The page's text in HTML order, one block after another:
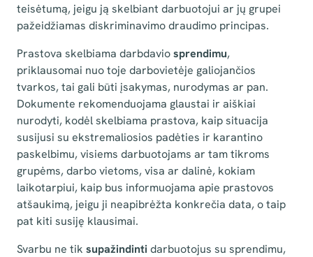
teisėtumą, jeigu ją skelbiant darbuotojui ar jų grupei
pažeidžiamas diskriminavimo draudimo principas.
Prastova skelbiama darbdaviosprendimu,
priklausomai nuo toje darbovietėje galiojančios
tvarkos, tai gali būti įsakymas, nurodymas ar pan.
Dokumente rekomenduojama glaustai ir aiškiai
nurodyti, kodėl skelbiama prastova, kaip situacija
susijusi su ekstremaliosios padėties ir karantino
paskelbimu, visiems darbuotojams ar tam tikroms
grupėms, darbo vietoms, visa ar dalinė, kokiam
laikotarpiui, kaip bus informuojama apie prastovos
atšaukimą, jeigu ji neapibrėžta konkrečia data, o taip
pat kiti susiję klausimai.
Svarbu ne tik supažindinti darbuotojus su sprendimu,